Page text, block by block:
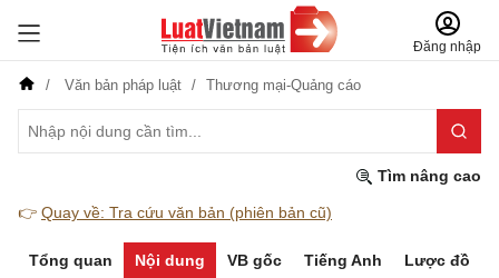
Đăng nhập
Văn bản pháp luật Thương mại-Quảng cáo
Tìm nâng cao
👉 Quay về: Tra cứu văn bản (phiên bản cũ)
Tổng quan Nội dung VB gốc Tiếng Anh Lược đồ